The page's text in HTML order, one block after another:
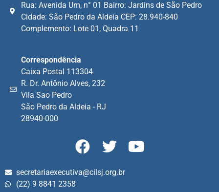
Rua: Avenida Um, n° 01 Bairro: Jardins de São Pedro
Cidade: São Pedro da Aldeia CEP: 28.940-840
Complemento: Lote 01, Quadra 11
Correspondência
Caixa Postal 113304
R. Dr. Antônio Alves, 232
Vila Sao Pedro
São Pedro da Aldeia - RJ
28940-000
secretariaexecutiva@cilsj.org.br
(22) 9 8841 2358